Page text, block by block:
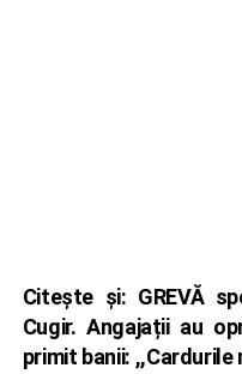
Citește și: GREVĂ
Cugir. Angajații au
primit banii: